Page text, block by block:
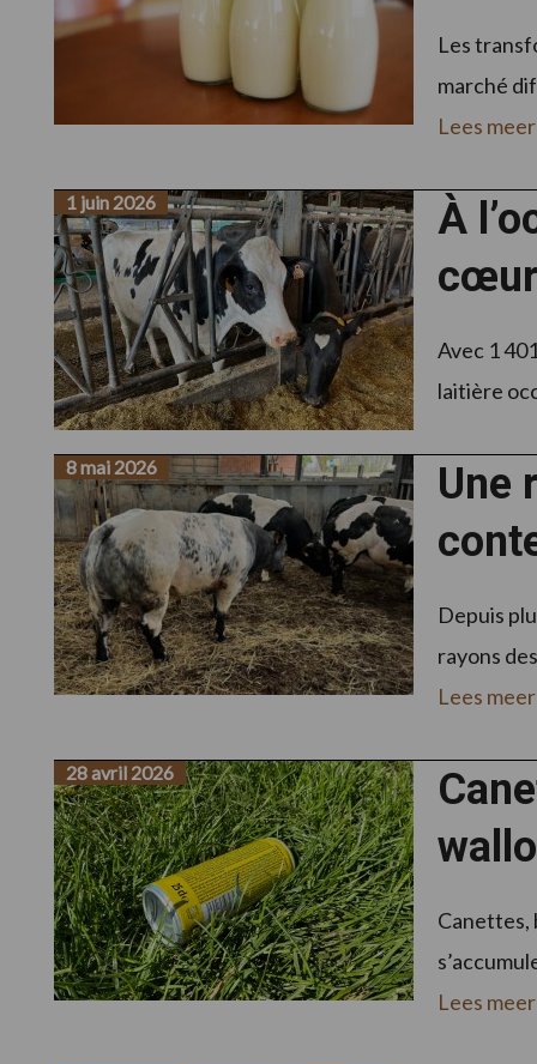
Les
marché
Lees meer
À
cœur
1 juin 2026
Avec 1
laitière
Une
8 mai 2026
Depuis
rayons
Lees meer
28 avril 2026
Canettes,
Lees meer